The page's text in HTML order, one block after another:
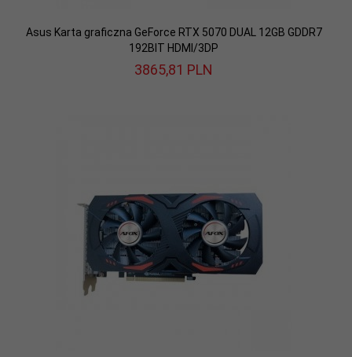
Asus Karta graficzna GeForce RTX 5070 DUAL 12GB GDDR7
192BIT HDMI/3DP
3865,81 PLN